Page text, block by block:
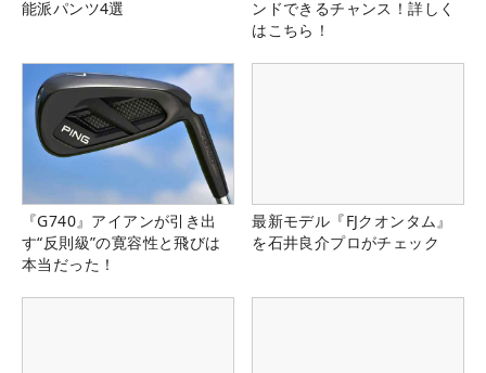
能派パンツ4選
ンドできるチャンス！詳しく
はこちら！
『G740』アイアンが引き出
す“反則級”の寛容性と飛びは
本当だった！
最新モデル『FJクオンタム』
を石井良介プロがチェック